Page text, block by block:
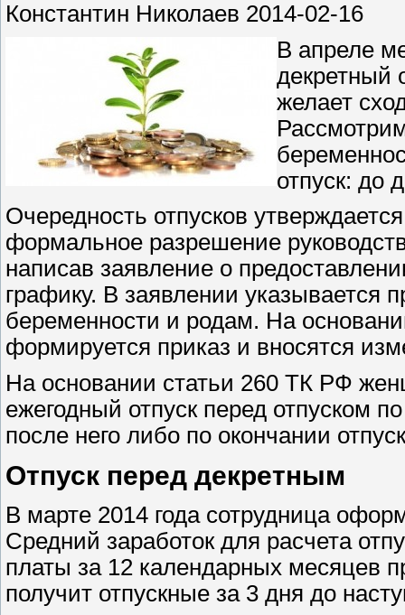
Константин Николаев 2014-02-16
В апреле
декретный
желает
отпуск: до
Очередность отпусков
формальное разрешение
написав заявление о
графику. В заявлении указывается
беременности и родам. На
формируется приказ и вносятся
На основании статьи 260 ТК РФ
ежегодный отпуск перед отпуском
после него либо по окончании
Отпуск перед декретным
В марте 2014 года сотрудница
Средний заработок для расчета
платы за 12 календарных месяцев
получит отпускные за 3 дня до